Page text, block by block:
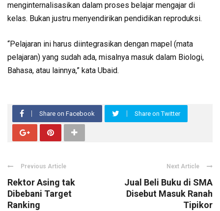
menginternalisasikan dalam proses belajar mengajar di
kelas. Bukan justru menyendirikan pendidikan reproduksi.
“Pelajaran ini harus diintegrasikan dengan mapel (mata
pelajaran) yang sudah ada, misalnya masuk dalam Biologi,
Bahasa, atau lainnya,” kata Ubaid.
Share on Facebook Share on Twitter
Previous Article
Rektor Asing tak
Dibebani Target
Ranking
Next Article
Jual Beli Buku di SMA
Disebut Masuk Ranah
Tipikor